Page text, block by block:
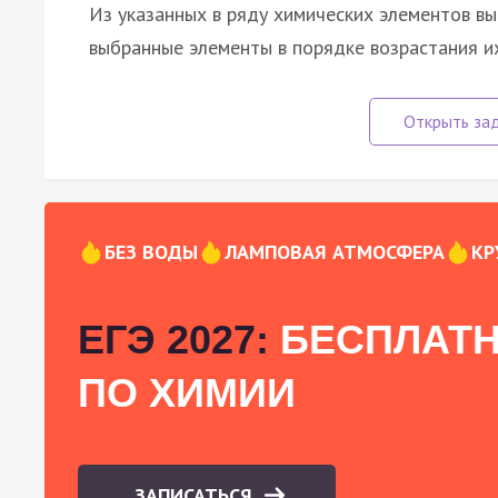
Из указанных в ряду химических элементов
выбранные элементы в порядке возрастания
БЕЗ ВОДЫ ЛАМПОВАЯ АТМОСФЕРА
ЕГЭ 2027:
ПО ХИМИИ